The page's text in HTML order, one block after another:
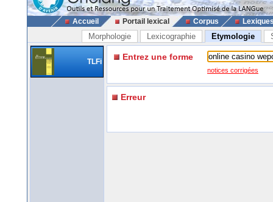
Accueil Portail lexical Corpus
Morphologie Lexicographie Etymologie
TLFi Entrez une forme
notices corrigées
Erreur